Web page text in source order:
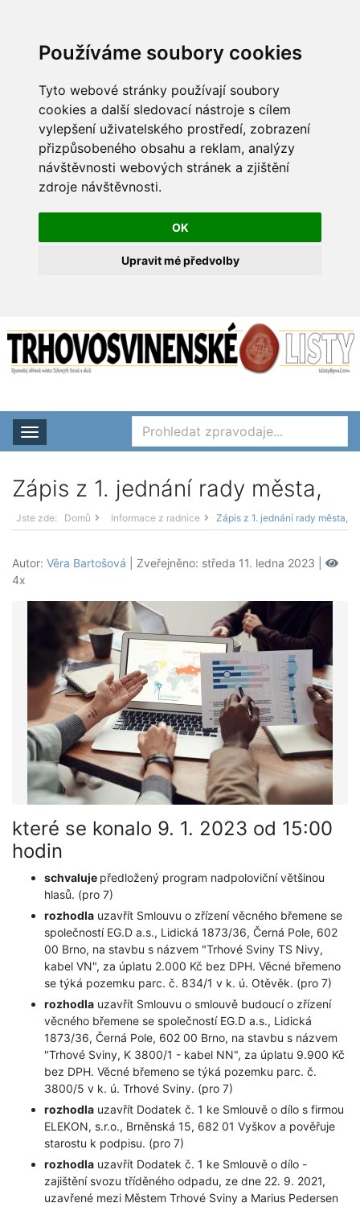
Používáme soubory cookies
Tyto webové stránky používají soubory
cookies a další sledovací nástroje s cílem
vylepšení uživatelského prostředí, zobrazení
přizpůsobeného obsahu a reklam, analýzy
návštěvnosti webových stránek a zjištění
zdroje návštěvnosti.
OK
Upravit mé předvolby
Rozbalit nabídku
Zápis z 1. jednání rady města,
Jste zde: Domů Informace z radnice Zápis z 1. jednání rady města,
Autor: Věra Bartošová | Zveřejněno: středa 11. ledna 2023 |
4x
které se konalo 9. 1. 2023 od 15:00
hodin
schvaluje předložený program nadpoloviční většinou
hlasů. (pro 7)
rozhodla uzavřít Smlouvu o zřízení věcného břemene se
společností EG.D a.s., Lidická 1873/36, Černá Pole, 602
00 Brno, na stavbu s názvem "Trhové Sviny TS Nivy,
kabel VN", za úplatu 2.000 Kč bez DPH. Věcné břemeno
se týká pozemku parc. č. 834/1 v k. ú. Otěvěk. (pro 7)
rozhodla uzavřít Smlouvu o smlouvě budoucí o zřízení
věcného břemene se společností EG.D a.s., Lidická
1873/36, Černá Pole, 602 00 Brno, na stavbu s názvem
"Trhové Sviny, K 3800/1 - kabel NN", za úplatu 9.900 Kč
bez DPH. Věcné břemeno se týká pozemku parc. č.
3800/5 v k. ú. Trhové Sviny. (pro 7)
rozhodla uzavřít Dodatek č. 1 ke Smlouvě o dílo s firmou
ELEKON, s.r.o., Brněnská 15, 682 01 Vyškov a pověřuje
starostu k podpisu. (pro 7)
rozhodla uzavřít Dodatek č. 1 ke Smlouvě o dílo -
zajištění svozu tříděného odpadu, ze dne 22. 9. 2021,
uzavřené mezi Městem Trhové Sviny a Marius Pedersen